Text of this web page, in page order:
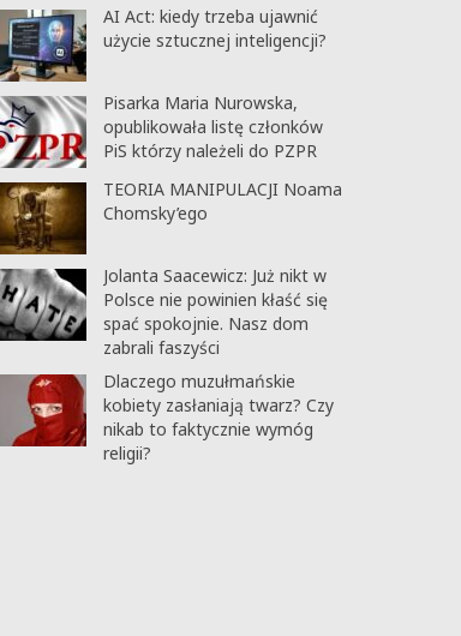
AI Act: kiedy trzeba ujawnić
użycie sztucznej inteligencji?
Pisarka Maria Nurowska,
opublikowała listę członków
PiS którzy należeli do PZPR
TEORIA MANIPULACJI Noama
Chomsky’ego
Jolanta Saacewicz: Już nikt w
Polsce nie powinien kłaść się
spać spokojnie. Nasz dom
zabrali faszyści
Dlaczego muzułmańskie
kobiety zasłaniają twarz? Czy
nikab to faktycznie wymóg
religii?